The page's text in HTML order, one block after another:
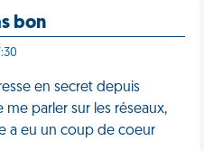
bon
en secret depuis
me parler sur les réseaux,
a eu un coup de coeur